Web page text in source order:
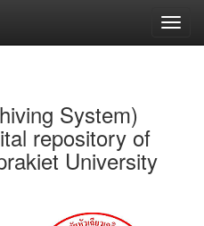
System)
repository of
University